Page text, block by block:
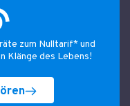
zum Nulltarif* und
Klänge des Lebens!